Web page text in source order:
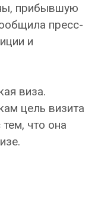
прибывшую
пресс-
и
виза.
цель визита
что она